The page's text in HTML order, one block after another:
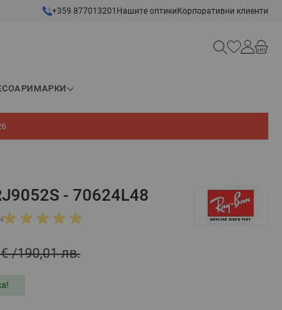
+359 877013201 Нашите оптики Корпоративни клиенти
Търсене
МАРКИ
- 70624L48
190,01 лв.